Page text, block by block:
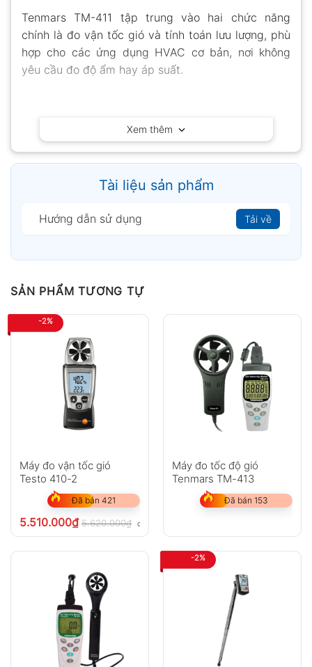
Tenmars TM-411 tập trung vào hai chức năng
chính là đo vận tốc gió và tính toán lưu lượng, phù
hợp cho các ứng dụng HVAC cơ bản, nơi không
yêu cầu đo độ ẩm hay áp suất.
Máy đo tốc độ gió Tenmars TM-411
Tính năng nổi bật
Tính toán lưu lượng gió (Air Flow)
Hiển thị giá trị Max / Min / Average
Lưu trữ đến 99 kết quả đo
Chức năng giữ dữ liệu (Data Hold)
Màn hình LCD có đèn nền
Tự động tắt nguồn (có thể tắt)
Cảnh báo pin yếu
Hỗ trợ xem lại dữ liệu đã lưu
Đặc điểm nổi bật
Xem thêm
Tài liệu sản phẩm
Hướng dẫn sử dụng Tải về
SẢN PHẨM TƯƠNG TỰ
-2%
Máy đo vận tốc gió
Testo 410-2
Đã bán 421
5.510.000₫ 5.620.000₫ chưa VAT 8%
Máy đo tốc độ gió
Tenmars TM-413
Đã bán 153
-2%